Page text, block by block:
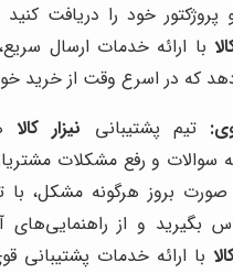
پروژکتور خود را دریافت
با ارائه خدمات ارسال
که در اسرع وقت از خرید
تیم پشتیبانی نیزار کالا
سوالات و رفع مشکلات
صورت بروز هرگونه مشکل، با
بگیرید و از راهنمایی‌های
با ارائه خدمات پشتیبانی